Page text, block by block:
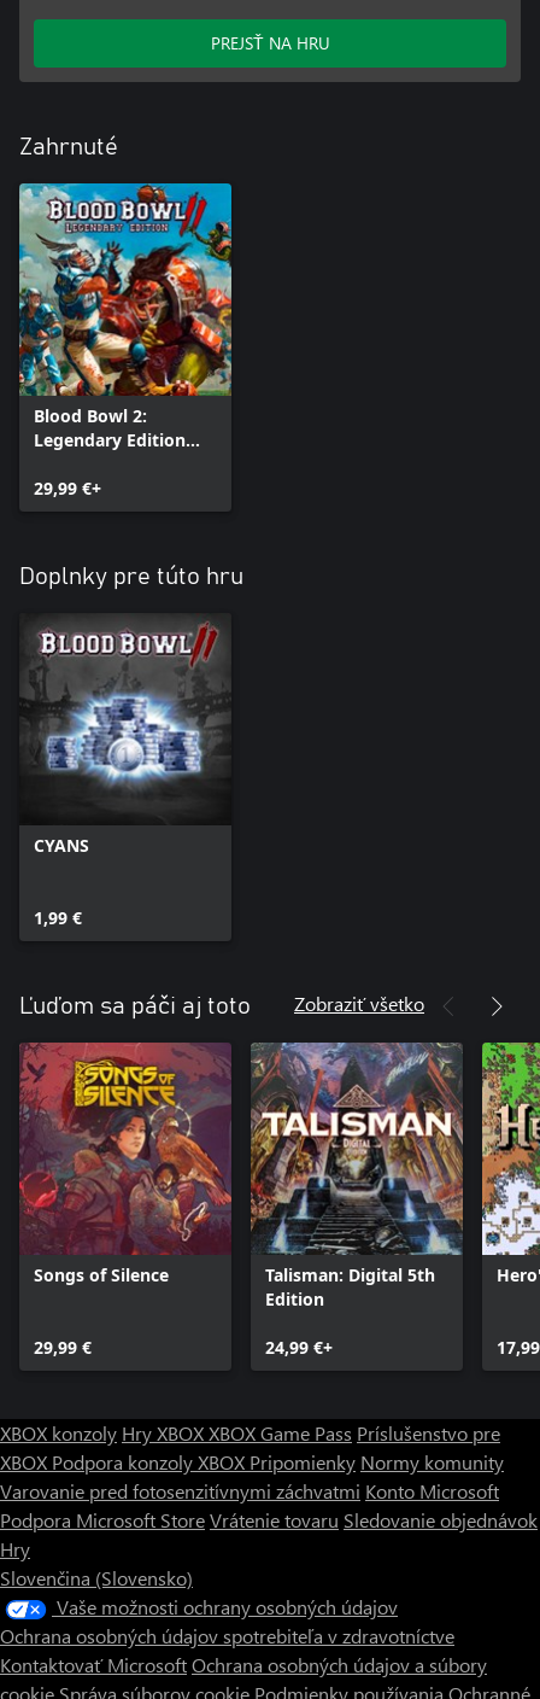
PREJSŤ NA HRU
Zahrnuté
Blood Bowl 2:
Legendary Edition
29,99 €+
Doplnky pre túto hru
CYANS
1,99 €
Ľuďom sa páči aj toto Zobraziť všetko
Songs of Silence
29,99 €
Talisman: Digital 5th
Edition
24,99 €+
XBOX konzoly Hry XBOXXBOX Game Pass Príslušenstvo pre
XBOX Podpora konzoly XBOX Pripomienky Normy komunity
Varovanie pred fotosenzitívnymi záchvatmi Konto Microsoft
Podpora Microsoft StoreVrátenie tovaru Sledovanie objednávok
Hry
Slovenčina (Slovensko)
Vaše možnosti ochrany osobných údajov
Ochrana osobných údajov spotrebiteľa v zdravotníctve
Kontaktovať MicrosoftOchrana osobných údajov a súbory
cookie Správa súborov cookie Podmienky používania Ochranné